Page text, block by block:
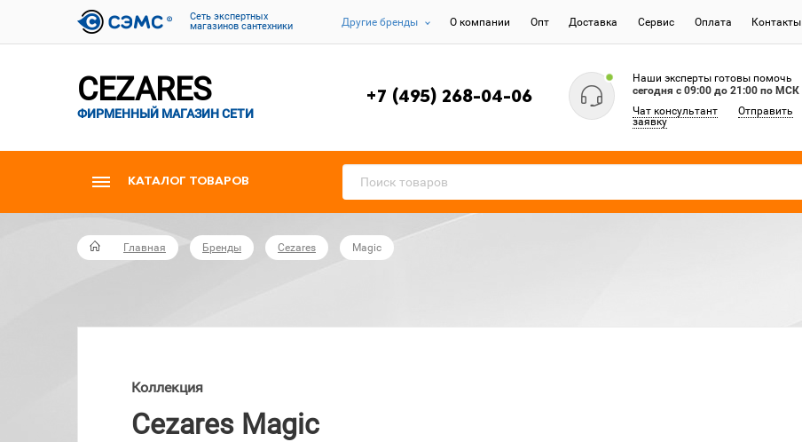
Cеть экспертных
магазинов сантехники
Другие бренды О компании Опт Доставка Сервис Оплата Контакты
CEZARES
ФИРМЕННЫЙ МАГАЗИН СЕТИ
+7 (495) 268-04-06
Наши эксперты готовы помочь
сегодня c 09:00 до 21:00 по МСК
Чат консультант
Отправить
заявку
КАТАЛОГ ТОВАРОВ
Главная Бренды Cezares Magic
Коллекция
Cezares Magic